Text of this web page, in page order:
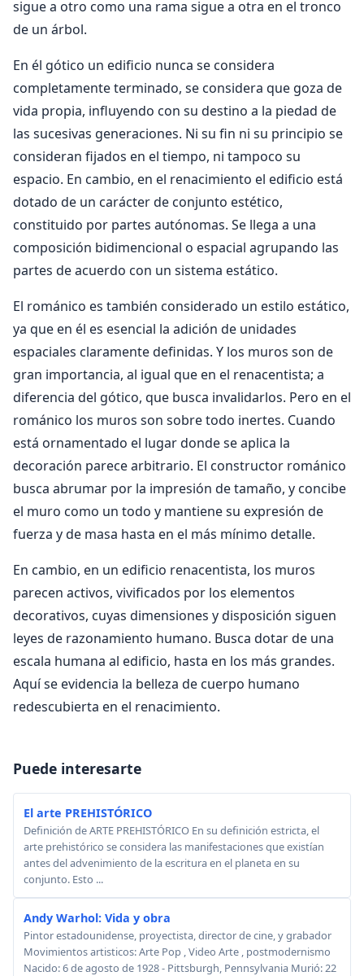
sigue a otro como una rama sigue a otra en el tronco
de un árbol.
En él gótico un edificio nunca se considera
completamente terminado, se considera que goza de
vida propia, influyendo con su destino a la piedad de
las sucesivas generaciones. Ni su fin ni su principio se
consideran fijados en el tiempo, ni tampoco su
espacio. En cambio, en el renacimiento el edificio está
dotado de un carácter de conjunto estético,
constituido por partes autónomas. Se llega a una
composición bidimencional o espacial agrupando las
partes de acuerdo con un sistema estático.
El románico es también considerado un estilo estático,
ya que en él es esencial la adición de unidades
espaciales claramente definidas. Y los muros son de
gran importancia, al igual que en el renacentista; a
diferencia del gótico, que busca invalidarlos. Pero en el
románico los muros son sobre todo inertes. Cuando
está ornamentado el lugar donde se aplica la
decoración parece arbitrario. El constructor románico
busca abrumar por la impresión de tamaño, y concibe
el muro como un todo y mantiene su expresión de
fuerza y de masa hasta en el más mínimo detalle.
En cambio, en un edificio renacentista, los muros
parecen activos, vivificados por los elementos
decorativos, cuyas dimensiones y disposición siguen
leyes de razonamiento humano. Busca dotar de una
escala humana al edificio, hasta en los más grandes.
Aquí se evidencia la belleza de cuerpo humano
redescubierta en el renacimiento.
Puede interesarte
El arte PREHISTÓRICO
Definición de ARTE PREHISTÓRICO En su definición estricta, el
arte prehistórico se considera las manifestaciones que existían
antes del advenimiento de la escritura en el planeta en su
conjunto. Esto ...
Andy Warhol: Vida y obra
Pintor estadounidense, proyectista, director de cine, y grabador
Movimientos artisticos: Arte Pop , Video Arte , postmodernismo
Nacido: 6 de agosto de 1928 - Pittsburgh, Pennsylvania Murió: 22